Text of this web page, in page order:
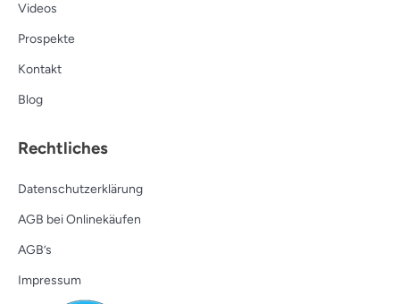
Videos
Prospekte
Kontakt
Blog
Rechtliches
Datenschutzerklärung
AGB bei Onlinekäufen
AGB’s
Impressum